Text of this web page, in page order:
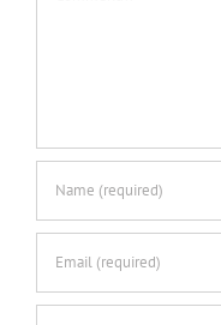
Modelle
News